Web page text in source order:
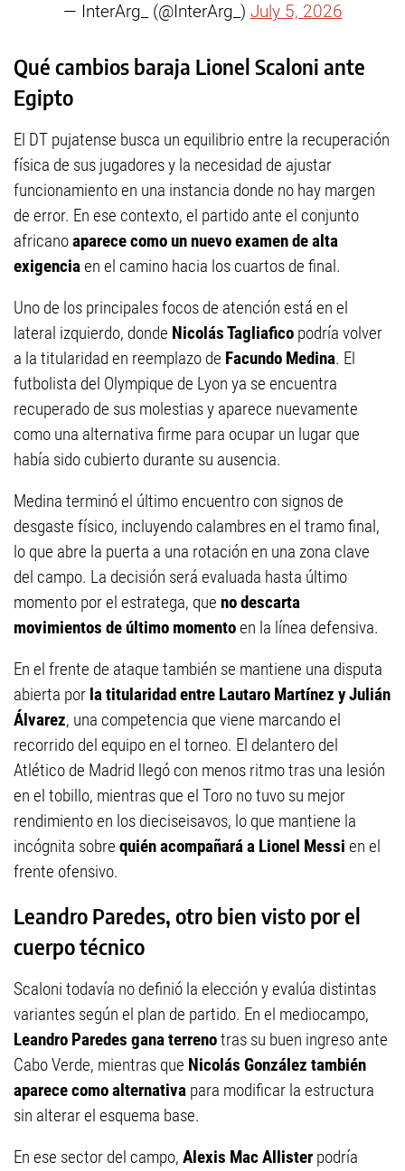
— InterArg_ (@InterArg_) July 5, 2026
Qué cambios baraja Lionel Scaloni ante
Egipto
El DT pujatense busca un equilibrio entre la recuperación
física de sus jugadores y la necesidad de ajustar
funcionamiento en una instancia donde no hay margen
de error. En ese contexto, el partido ante el conjunto
africanoaparece como un nuevo examen de alta
exigenciaen el camino hacia los cuartos de final.
Uno de los principales focos de atención está en el
lateral izquierdo, donde Nicolás Tagliafico podría volver
a la titularidad en reemplazo de Facundo Medina. El
futbolista del Olympique de Lyon ya se encuentra
recuperado de sus molestias y aparece nuevamente
como una alternativa firme para ocupar un lugar que
había sido cubierto durante su ausencia.
Medina terminó el último encuentro con signos de
desgaste físico, incluyendo calambres en el tramo final,
lo que abre la puerta a una rotación en una zona clave
del campo. La decisión será evaluada hasta último
momento por el estratega, que no descarta
movimientos de último momentoen la línea defensiva.
En el frente de ataque también se mantiene una disputa
abierta por la titularidad entre Lautaro Martínez y Julián
Álvarez, una competencia que viene marcando el
recorrido del equipo en el torneo. El delantero del
Atlético de Madrid llegó con menos ritmo tras una lesión
en el tobillo, mientras que el Toro no tuvo su mejor
rendimiento en los dieciseisavos, lo que mantiene la
incógnita sobre quién acompañará a Lionel Messi en el
frente ofensivo.
Leandro Paredes, otro bien visto por el
cuerpo técnico
Scaloni todavía no definió la elección y evalúa distintas
variantes según el plan de partido. En el mediocampo,
Leandro Paredes gana terrenotras su buen ingreso ante
Cabo Verde, mientras que Nicolás González también
aparece como alternativa para modificar la estructura
sin alterar el esquema base.
En ese sector del campo, Alexis Mac Allister podría